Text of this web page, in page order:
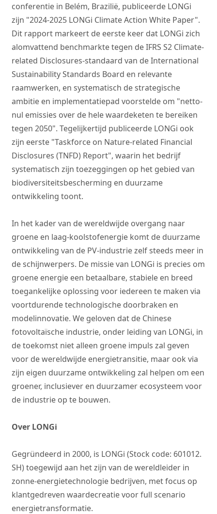
conferentie in Belém, Brazilië, publiceerde LONGi
zijn "2024-2025 LONGi Climate Action White Paper".
Dit rapport markeert de eerste keer dat LONGi zich
alomvattend benchmarkte tegen de IFRS S2 Climate-
related Disclosures-standaard van de International
Sustainability Standards Board en relevante
raamwerken, en systematisch de strategische
ambitie en implementatiepad voorstelde om "netto-
nul emissies over de hele waardeketen te bereiken
tegen 2050". Tegelijkertijd publiceerde LONGi ook
zijn eerste "Taskforce on Nature-related Financial
Disclosures (TNFD) Report", waarin het bedrijf
systematisch zijn toezeggingen op het gebied van
biodiversiteitsbescherming en duurzame
ontwikkeling toont.
In het kader van de wereldwijde overgang naar
groene en laag-koolstofenergie komt de duurzame
ontwikkeling van de PV-industrie zelf steeds meer in
de schijnwerpers. De missie van LONGi is precies om
groene energie een betaalbare, stabiele en breed
toegankelijke oplossing voor iedereen te maken via
voortdurende technologische doorbraken en
modelinnovatie. We geloven dat de Chinese
fotovoltaïsche industrie, onder leiding van LONGi, in
de toekomst niet alleen groene impuls zal geven
voor de wereldwijde energietransitie, maar ook via
zijn eigen duurzame ontwikkeling zal helpen om een
groener, inclusiever en duurzamer ecosysteem voor
de industrie op te bouwen.
Over LONGi
Gegründeerd in 2000, is LONGi (Stock code: 601012.
SH) toegewijd aan het zijn van de wereldleider in
zonne-energietechnologie bedrijven, met focus op
klantgedreven waardecreatie voor full scenario
energietransformatie.